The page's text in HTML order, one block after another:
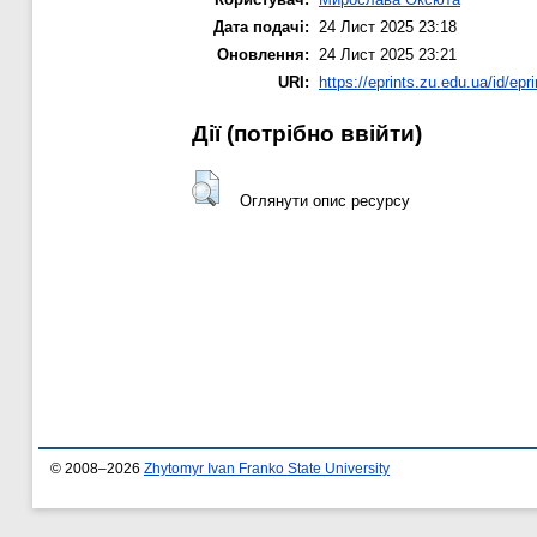
Дата подачі: 24 Лист 2025 23:18
Оновлення: 24 Лист 2025 23:21
URI:
https://eprints.zu.edu.ua/id/
Дії ​​(потрібно ввійти)
Оглянути опис ресурсу
© 2008–2026 Zhytomyr Ivan Franko State University